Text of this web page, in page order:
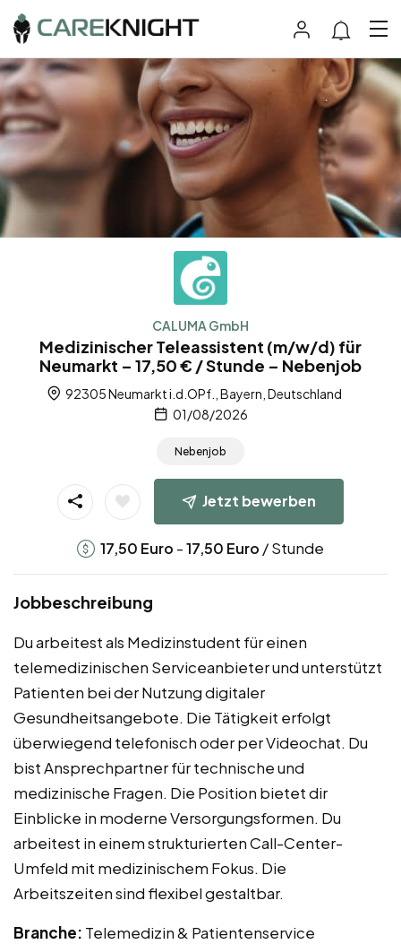
CALUMA GmbH
Medizinischer Teleassistent (m/w/d) für
Neumarkt – 17,50 € / Stunde – Nebenjob
92305 Neumarkt i.d.OPf., Bayern, Deutschland
01/08/2026
Nebenjob
Jetzt bewerben
17,50 Euro -17,50 Euro / Stunde
Jobbeschreibung
Du arbeitest als Medizinstudent für einen
telemedizinischen Serviceanbieter und unterstützt
Patienten bei der Nutzung digitaler
Gesundheitsangebote. Die Tätigkeit erfolgt
überwiegend telefonisch oder per Videochat. Du
bist Ansprechpartner für technische und
medizinische Fragen. Die Position bietet dir
Einblicke in moderne Versorgungsformen. Du
arbeitest in einem strukturierten Call-Center-
Umfeld mit medizinischem Fokus. Die
Arbeitszeiten sind flexibel gestaltbar.
Branche: Telemedizin & Patientenservice